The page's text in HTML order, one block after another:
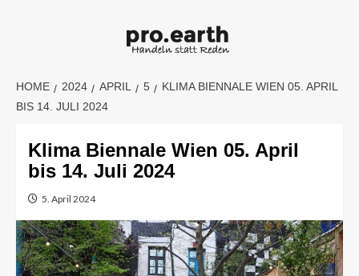
HOME 2024 APRIL 5
KLIMA BIENNALE WIEN 05. APRIL
BIS 14. JULI 2024
Klima Biennale Wien 05. April
bis 14. Juli 2024
5. April 2024